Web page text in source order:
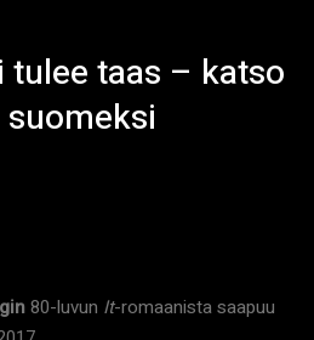
tulee taas – katso
80-luvun It-romaanista saapuu